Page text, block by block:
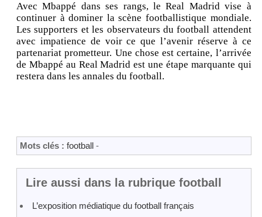
Avec Mbappé dans ses rangs, le Real Madrid vise à
continuer à dominer la scène footballistique mondiale.
Les supporters et les observateurs du football attendent
avec impatience de voir ce que l’avenir réserve à ce
partenariat prometteur. Une chose est certaine, l’arrivée
de Mbappé au Real Madrid est une étape marquante qui
restera dans les annales du football.
Mots clés : football -
Lire aussi dans la rubrique football
L’exposition médiatique du football français